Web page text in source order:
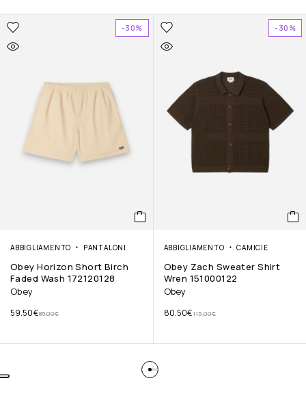
-30%
ABBIGLIAMENTO PANTALONI
Obey Horizon Short Birch
Faded Wash 172120128
Obey
85.00€
59.50€
-30%
ABBIGLIAMENTO CAMICIE
Obey Zach Sweater Shirt
Wren 151000122
Obey
115.00€
80.50€